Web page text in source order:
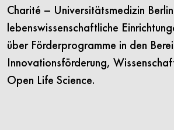
Charité – Universitätsmedizin
lebenswissenschaftliche
über Förderprogramme in den
Innovationsförderung,
Open Life Science.